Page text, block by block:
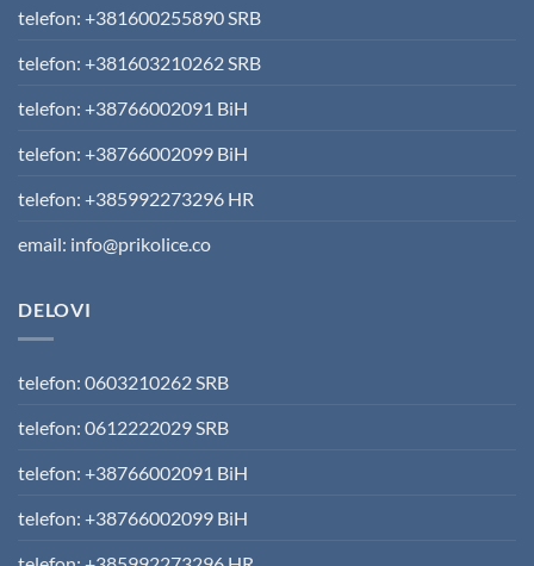
telefon: +381600255890 SRB
telefon: +381603210262 SRB
telefon: +38766002091 BiH
telefon: +38766002099 BiH
telefon: +385992273296 HR
email: info@prikolice.co
DELOVI
telefon: 0603210262 SRB
telefon: 0612222029 SRB
telefon: +38766002091 BiH
telefon: +38766002099 BiH